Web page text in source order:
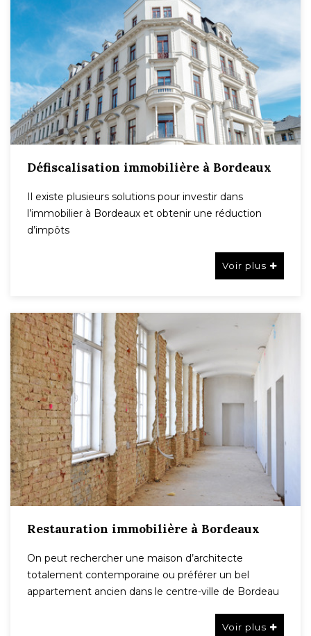
Défiscalisation immobilière à Bordeaux
Il existe plusieurs solutions pour investir dans
l’immobilier à Bordeaux et obtenir une réduction
d’impôts
Voir plus
Restauration immobilière à Bordeaux
On peut rechercher une maison d’architecte
totalement contemporaine ou préférer un bel
appartement ancien dans le centre-ville de Bordeau
Voir plus